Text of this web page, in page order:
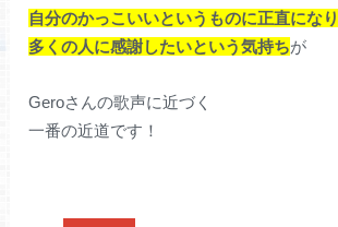
自分のかっこいいというものに正直になり
多くの人に感謝したいという気持ちが
Geroさんの歌声に近づく
一番の近道です！